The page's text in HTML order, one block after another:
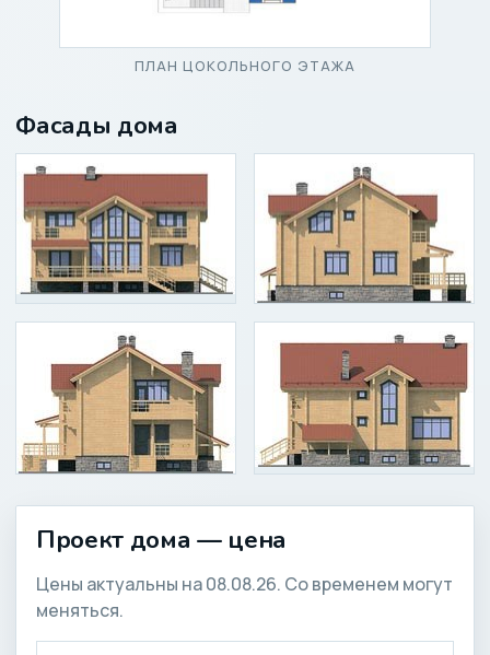
ПЛАН ЦОКОЛЬНОГО ЭТАЖА
Фасады дома
Проект дома — цена
Цены актуальны на 08.08.26. Со временем могут
меняться.